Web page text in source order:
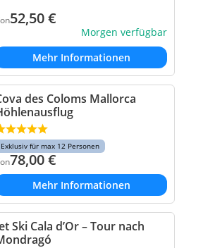
52,50€
Morgen verfügbar
Mehr Informationen
des Coloms Mallorca
Exklusiv für max 12 Personen
78,00€
Mehr Informationen
Ski Cala d’Or – Tour nach